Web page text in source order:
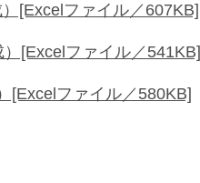
[Excelファイル／607KB]
[Excelファイル／541KB]
[Excelファイル／580KB]